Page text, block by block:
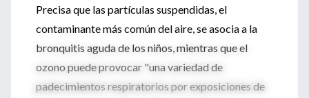
Precisa que las partículas suspendidas, el
contaminante más común del aire, se asocia a la
bronquitis aguda de los niños, mientras que el
ozono puede provocar "una variedad de
padecimientos respiratorios por exposiciones de